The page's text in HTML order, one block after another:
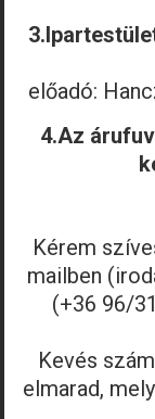
előadó:
4.Az
Kérem
mailben
(+36 96/
Kevés
elmarad,